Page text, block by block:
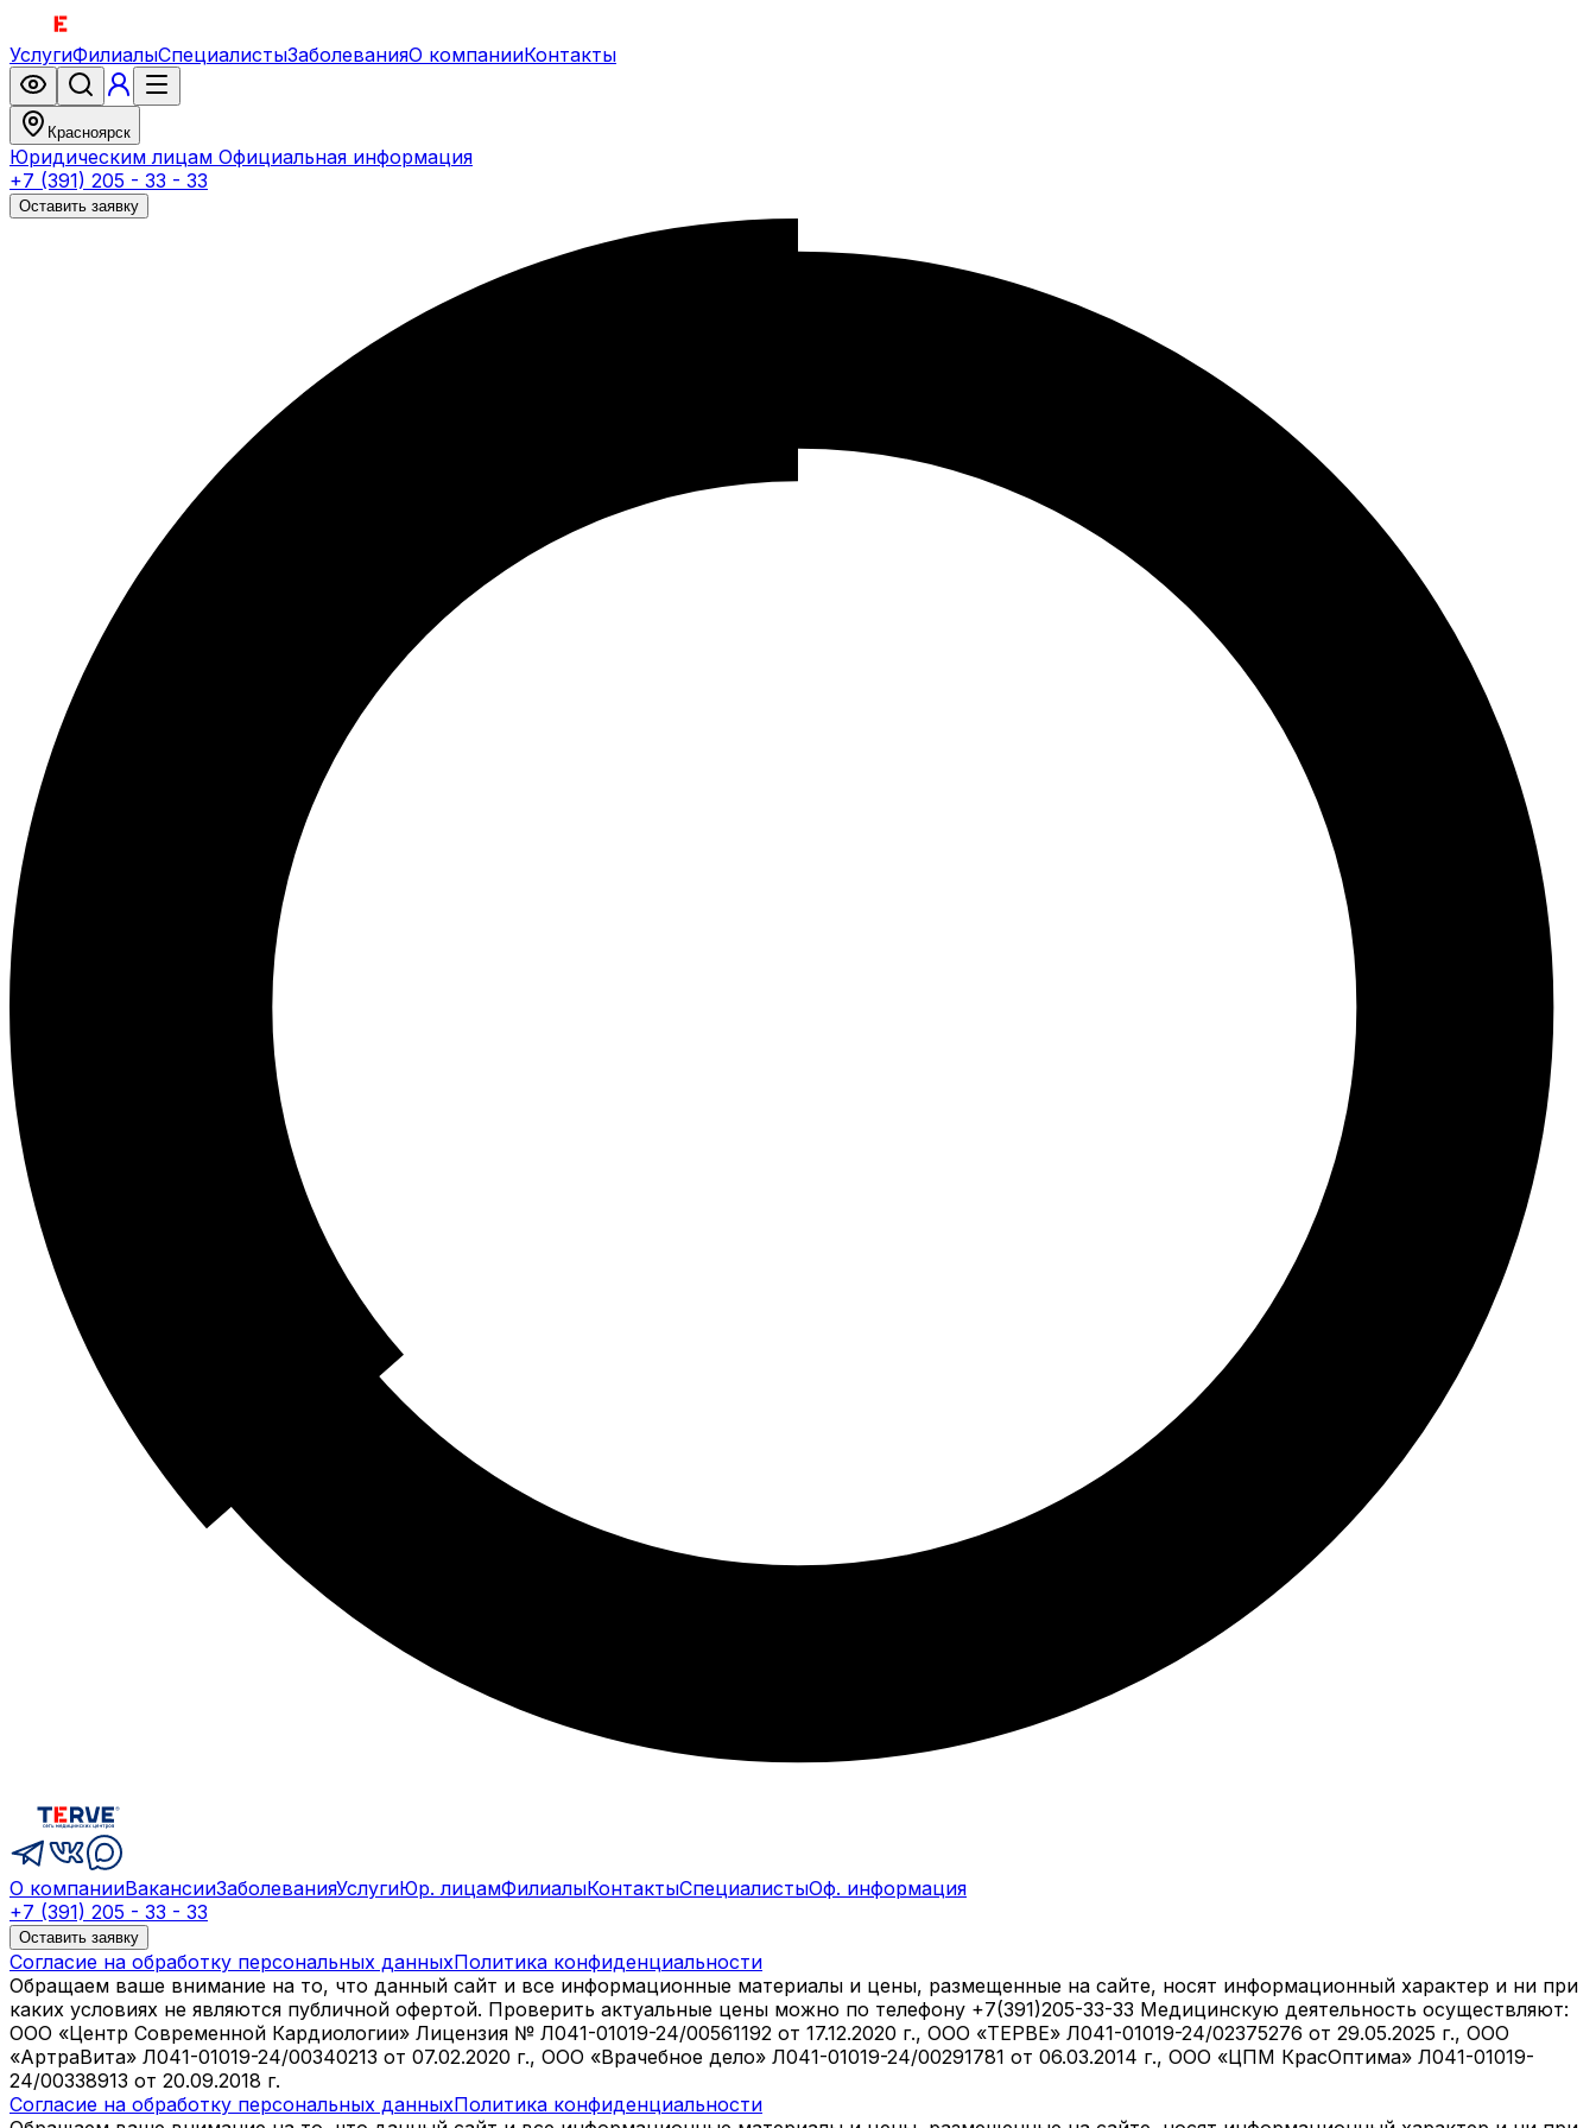
УслугиФилиалыСпециалистыЗаболеванияО компанииКонтакты
Красноярск
Юридическим лицам Официальная информация
+7 (391) 205 - 33 - 33
Оставить заявку
О компанииВакансииЗаболеванияУслугиЮр. лицамФилиалыКонтактыСпециалистыОф. информация
+7 (391) 205 - 33 - 33
Оставить заявку
Согласие на обработку персональных данныхПолитика конфиденциальности
Обращаем ваше внимание на то, что данный сайт и все информационные материалы и цены, размещенные на сайте, носят информационный характер и ни при
каких условиях не являются публичной офертой. Проверить актуальные цены можно по телефону +7(391)205-33-33 Медицинскую деятельность осуществляют:
ООО «Центр Современной Кардиологии» Лицензия № Л041-01019-24/00561192 от 17.12.2020 г., ООО «ТЕРВЕ» Л041-01019-24/02375276 от 29.05.2025 г., ООО
«АртраВита» Л041-01019-24/00340213 от 07.02.2020 г., ООО «Врачебное дело» Л041-01019-24/00291781 от 06.03.2014 г., ООО «ЦПМ КрасОптима» Л041-01019-
24/00338913 от 20.09.2018 г.
Согласие на обработку персональных данныхПолитика конфиденциальности